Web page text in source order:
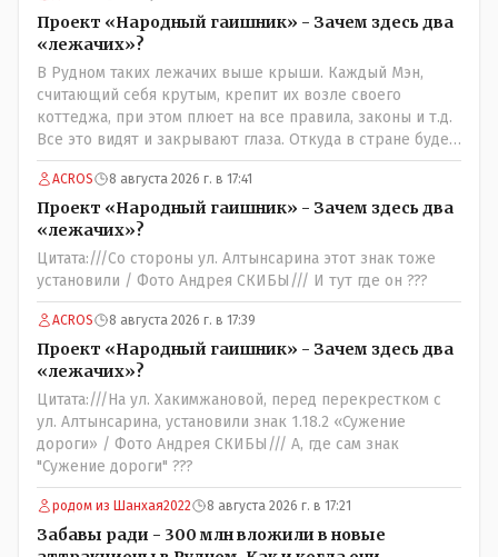
Проект «Народный гаишник» - Зачем здесь два
«лежачих»?
В Рудном таких лежачих выше крыши. Каждый Мэн,
считающий себя крутым, крепит их возле своего
коттеджа, при этом плюет на все правила, законы и т.д.
Все это видят и закрывают глаза. Откуда в стране будет
порядок?
ACROS 8 августа 2026 г. в 17:41
Проект «Народный гаишник» - Зачем здесь два
«лежачих»?
Цитата:///Со стороны ул. Алтынсарина этот знак тоже
установили / Фото Андрея СКИБЫ/// И тут где он ???
ACROS 8 августа 2026 г. в 17:39
Проект «Народный гаишник» - Зачем здесь два
«лежачих»?
Цитата:///На ул. Хакимжановой, перед перекрестком с
ул. Алтынсарина, установили знак 1.18.2 «Сужение
дороги» / Фото Андрея СКИБЫ/// А, где сам знак
"Сужение дороги" ???
родом из Шанхая2022 8 августа 2026 г. в 17:21
Забавы ради - 300 млн вложили в новые